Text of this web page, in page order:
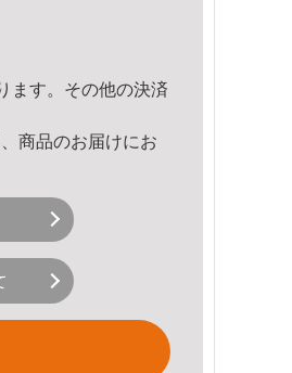
ます。その他の決済
商品のお届けにお